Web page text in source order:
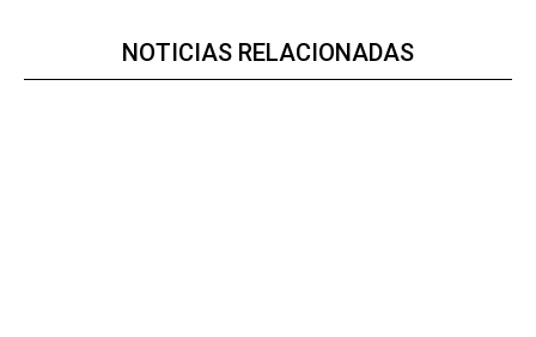
NOTICIAS RELACIONADAS